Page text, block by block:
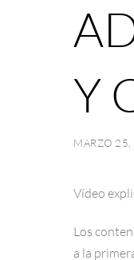
MARZO
Y
Vídeo
Los
a la